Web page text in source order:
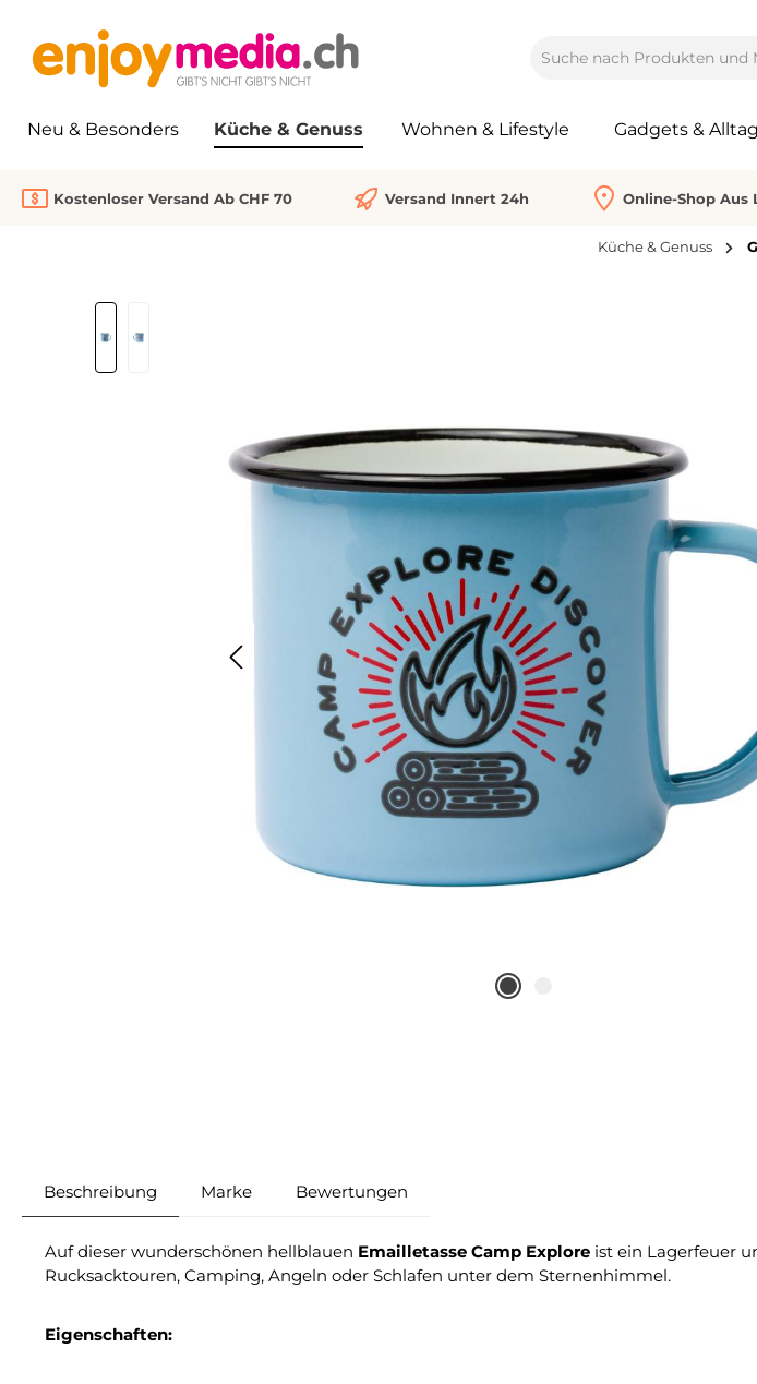
Neu & Besonders Küche & Genuss Wohnen & Lifestyle Gadgets &
Kostenloser Versand Ab CHF 70 Versand Innert 24h Online-Shop Aus
Küche & Genuss
Bildergalerie überspringen
Beschreibung Marke Bewertungen
Auf dieser wunderschönen hellblauen Emailletasse Camp Explore ist ein Lagerfeuer
Rucksacktouren, Camping, Angeln oder Schlafen unter dem Sternenhimmel.
Eigenschaften: